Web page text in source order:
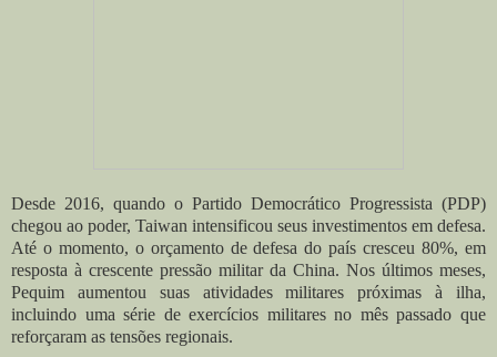
Desde 2016, quando o Partido Democrático Progressista (PDP)
chegou ao poder, Taiwan intensificou seus investimentos em defesa.
Até o momento, o orçamento de defesa do país cresceu 80%, em
resposta à crescente pressão militar da China. Nos últimos meses,
Pequim aumentou suas atividades militares próximas à ilha,
incluindo uma série de exercícios militares no mês passado que
reforçaram as tensões regionais.